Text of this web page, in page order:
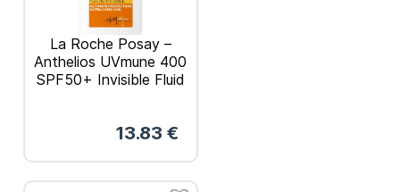
La Roche Posay –
Anthelios UVmune 400
SPF50+ Invisible Fluid
13.83 €